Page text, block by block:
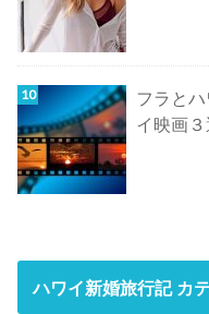
フラと
イ映画３
ハワイ新婚旅行記 カ